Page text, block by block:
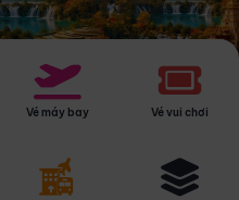
Vé máy bay Vé vui chơi